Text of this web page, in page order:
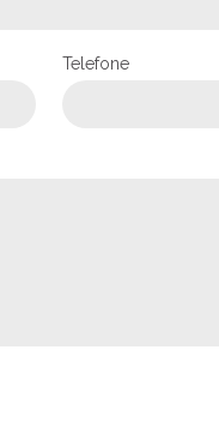
Telefone